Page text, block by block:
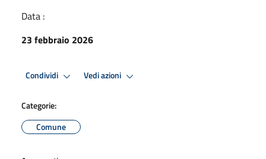
Data :
23 febbraio 2026
Condividi Vedi azioni
Categorie:
Comune